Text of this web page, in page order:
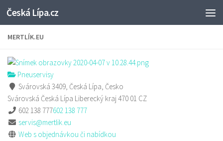
Skip to content
Česká Lípa.cz
MERTLÍK.EU
Pneuservisy
Svárovská 3409, Česká Lípa, Česko
Svárovská Česká Lípa Liberecký kraj470 01 CZ
602 138 777602 138 777
servis@mertlik.eu
Web s objednávkou či nabídkou